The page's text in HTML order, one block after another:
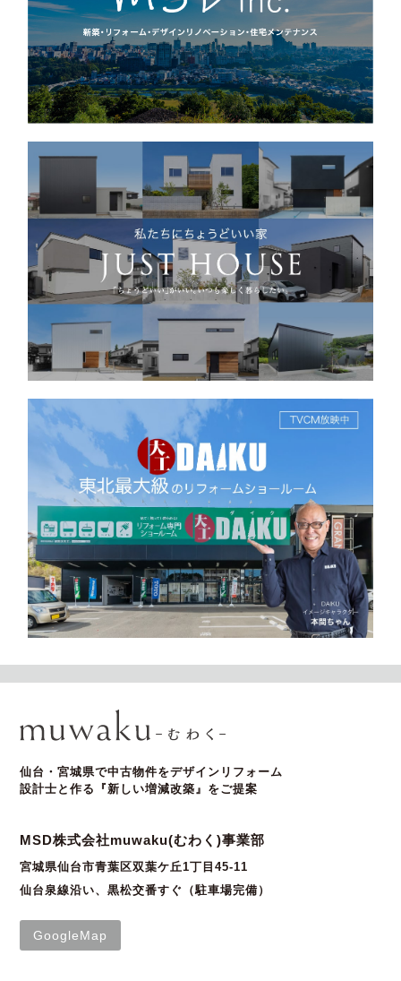
仙台・宮城県で中古物件をデザインリフォーム
設計士と作る『新しい増減改築』をご提案
MSD株式会社muwaku(むわく)事業部
宮城県仙台市青葉区双葉ケ丘1丁目45-11
仙台泉線沿い、黒松交番すぐ（駐車場完備）
GoogleMap